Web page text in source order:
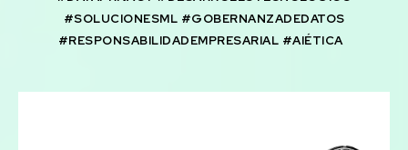
#SOLUCIONESML #GOBERNANZADEDATOS
#RESPONSABILIDADEMPRESARIAL #AIÉTICA